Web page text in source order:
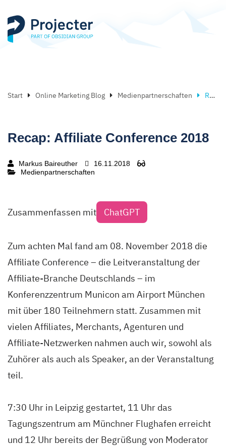
Start Online Marketing Blog Medienpartnerschaften Recap: Affiliate Conference 2018
Recap: Affiliate Conference 2018
Markus Baireuther
16.11.2018
Medienpartnerschaften
Zusammenfassen mit ChatGPT
Zum achten Mal fand am 08. November 2018 die
Affiliate Conference – die Leitveranstaltung der
Affiliate-Branche Deutschlands – im
Konferenzzentrum Municon am Airport München
mit über 180 Teilnehmern statt. Zusammen mit
vielen Affiliates, Merchants, Agenturen und
Affiliate-Netzwerken nahmen auch wir, sowohl als
Zuhörer als auch als Speaker, an der Veranstaltung
teil.
7:30 Uhr in Leipzig gestartet, 11 Uhr das
Tagungszentrum am Münchner Flughafen erreicht
und 12 Uhr bereits der Begrüßung von Moderator